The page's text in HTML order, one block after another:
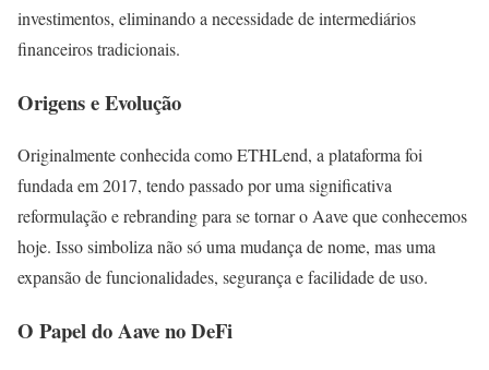
investimentos, eliminando a necessidade de intermediários
financeiros tradicionais.
Origens e Evolução
Originalmente conhecida como ETHLend, a plataforma foi
fundada em 2017, tendo passado por uma significativa
reformulação e rebranding para se tornar o Aave que conhecemos
hoje. Isso simboliza não só uma mudança de nome, mas uma
expansão de funcionalidades, segurança e facilidade de uso.
O Papel do Aave no DeFi